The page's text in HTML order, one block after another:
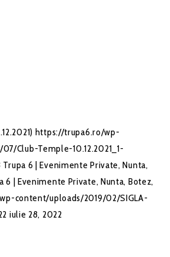
https://trupa6.ro/wp-
Club-Temple-10.12.2021_1-
Trupa 6 | Evenimente Private, Nunta,
6 | Evenimente Private, Nunta, Botez,
content/uploads/2019/02/SIGLA-
iulie 28, 2022